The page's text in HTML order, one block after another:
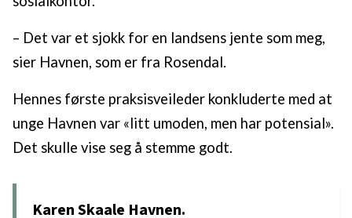
– Det var et sjokk for en landsens jente som meg,
sier Havnen, som er fra Rosendal.
Hennes første praksisveileder konkluderte med at
unge Havnen var «litt umoden, men har potensial».
Det skulle vise seg å stemme godt.
Karen Skaale Havnen.